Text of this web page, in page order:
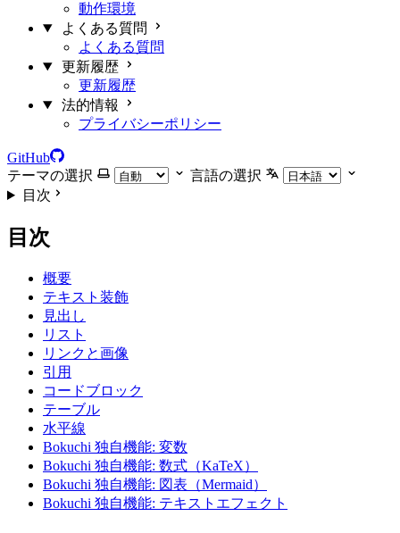
動作環境
よくある質問
よくある質問
更新履歴
更新履歴
法的情報
プライバシーポリシー
GitHub
テーマの選択
言語の選択
目次
目次
概要
テキスト装飾
見出し
リスト
リンクと画像
引用
コードブロック
テーブル
水平線
Bokuchi 独自機能: 変数
Bokuchi 独自機能: 数式（KaTeX）
Bokuchi 独自機能: 図表（Mermaid）
Bokuchi 独自機能: テキストエフェクト